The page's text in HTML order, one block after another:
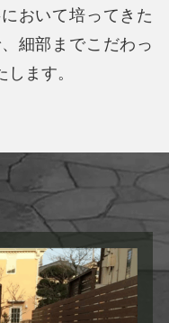
おいて培ってきた
細部までこだわっ
ます。